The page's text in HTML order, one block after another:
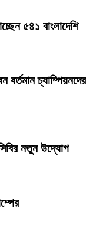
৫৪১ বাংলাদেশি
বর্তমান চ্যাম্পিয়নদের
নতুন উদ্যোগ